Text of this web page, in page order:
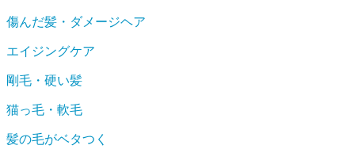
傷んだ髪・ダメージヘア
エイジングケア
剛毛・硬い髪
猫っ毛・軟毛
髪の毛がベタつく